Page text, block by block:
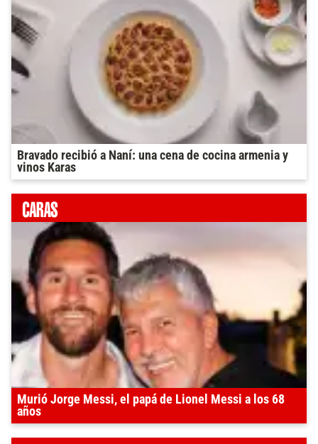
Bravado recibió a Naní: una cena de cocina armenia y
vinos Karas
Murió Jorge Messi, el papá de Lionel Messi a los 68
años